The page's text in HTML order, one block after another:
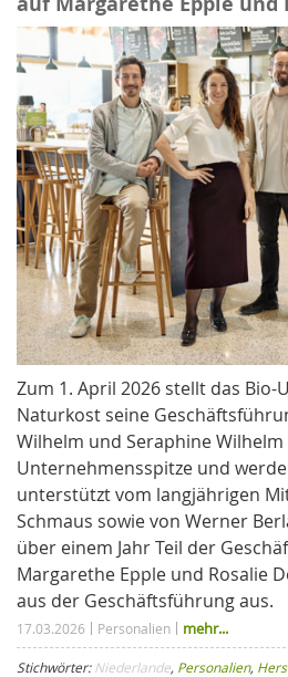
Zum 1. April 2026 stellt das
Naturkost seine
Wilhelm und Seraphine
Unternehmensspitze und
unterstützt vom langjährigen
Schmaus sowie von Werner
über einem Jahr Teil der
Margarethe Epple und Rosalie
aus der Geschäftsführung aus.
17.03.2026 Personalien mehr...
Stichwörter: Niederlande, Personalien,